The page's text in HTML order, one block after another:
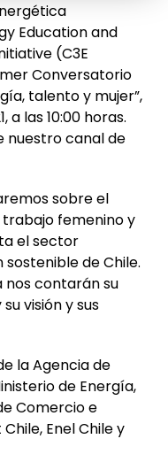
Education and
(C3E
Conversatorio
talento y mujer”,
a las 10:00 horas.
nuestro canal de
sobre el
femenino y
el sector
de Chile.
nos contarán su
visión y sus
la Agencia de
de Energía,
Comercio e
Enel Chile y